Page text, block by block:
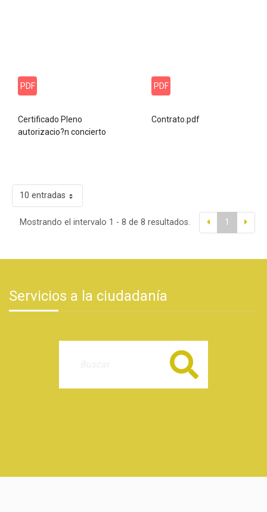
PDF
Certificado Pleno
autorizacio?n concierto
PDF
Contrato.pdf
10 entradas
Mostrando el intervalo 1 - 8 de 8 resultados. 1
Servicios a la ciudadanía
Buscar